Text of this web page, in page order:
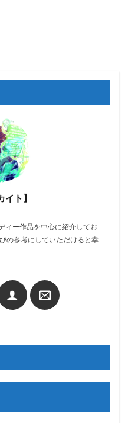
ト】
ィー作品を中心に紹介してお
の参考にしていただけると幸